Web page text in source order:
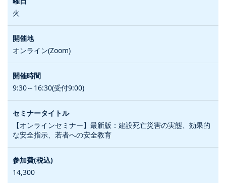
火
オンライン(Zoom)
9:30～16:30(受付9:00)
【オンラインセミナー】最新版：建設死亡災害の実態、効果的
な安全指示、若者への安全教育
14,300